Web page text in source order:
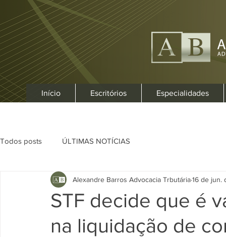
Início Escritórios Especialidades
Todos posts ÚLTIMAS NOTÍCIAS
STF decide que é
na liquidação de
Alexandre Barros Advocacia Trbutária16 de jun.